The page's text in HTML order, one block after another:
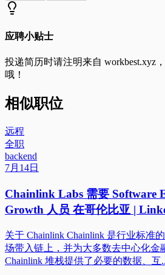
应聘小贴士
投递简历时请注明来自 workbest.xyz
哦！
相似职位
远程
全职
backend
7月14日
Chainlink Labs 需要 Software
Growth 人员 在哥伦比亚 |
关于 Chainlink Chainlink 是行业标准
场带入链上，并为大多数去中心化金
Chainlink 堆栈提供了必要的数据、互